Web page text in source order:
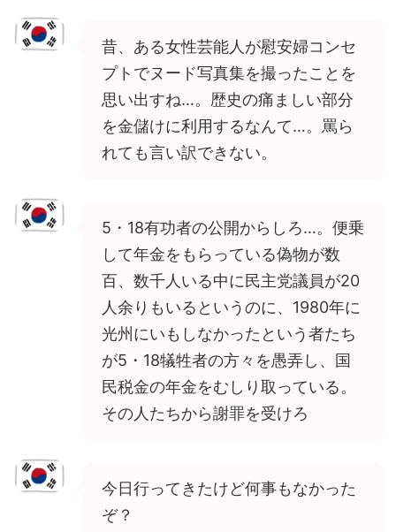
昔、ある女性芸能人が慰安婦コンセ
プトでヌード写真集を撮ったことを
思い出すね…。歴史の痛ましい部分
を金儲けに利用するなんて…。罵ら
れても言い訳できない。
5・18有功者の公開からしろ…。便乗
して年金をもらっている偽物が数
百、数千人いる中に民主党議員が20
人余りもいるというのに、1980年に
光州にいもしなかったという者たち
が5・18犠牲者の方々を愚弄し、国
民税金の年金をむしり取っている。
その人たちから謝罪を受けろ
今日行ってきたけど何事もなかった
ぞ？